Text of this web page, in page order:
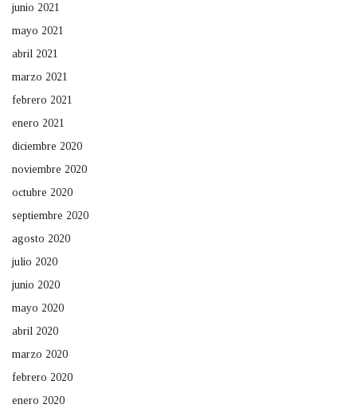
junio 2021
mayo 2021
abril 2021
marzo 2021
febrero 2021
enero 2021
diciembre 2020
noviembre 2020
octubre 2020
septiembre 2020
agosto 2020
julio 2020
junio 2020
mayo 2020
abril 2020
marzo 2020
febrero 2020
enero 2020